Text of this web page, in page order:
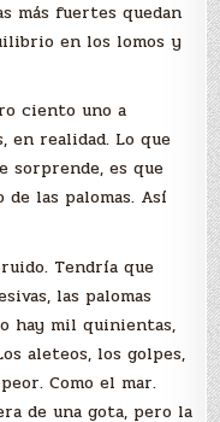
más fuertes quedan
en los lomos y
ciento uno a
en realidad. Lo que
sorprende, es que
las palomas. Así
Tendría que
las palomas
hay mil quinientas,
aleteos, los golpes,
Como el mar.
de una gota, pero la